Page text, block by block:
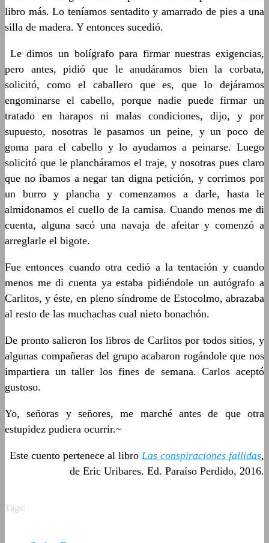
libro más. Lo teníamos sentadito y amarrado de pies a una
silla de madera. Y entonces sucedió.
Le dimos un bolígrafo para firmar nuestras exigencias,
pero antes, pidió que le anudáramos bien la corbata,
solicitó, como el caballero que es, que lo dejáramos
engominarse el cabello, porque nadie puede firmar un
tratado en harapos ni malas condiciones, dijo, y por
supuesto, nosotras le pasamos un peine, y un poco de
goma para el cabello y lo ayudamos a peinarse. Luego
solicitó que le plancháramos el traje, y nosotras pues claro
que no íbamos a negar tan digna petición, y corrimos por
un burro y plancha y comenzamos a darle, hasta le
almidonamos el cuello de la camisa. Cuando menos me di
cuenta, alguna sacó una navaja de afeitar y comenzó a
arreglarle el bigote.
Fue entonces cuando otra cedió a la tentación y cuando
menos me di cuenta ya estaba pidiéndole un autógrafo a
Carlitos, y éste, en pleno síndrome de Estocolmo, abrazaba
al resto de las muchachas cual nieto bonachón.
De pronto salieron los libros de Carlitos por todos sitios, y
algunas compañeras del grupo acabaron rogándole que nos
impartiera un taller los fines de semana. Carlos aceptó
gustoso.
Yo, señoras y señores, me marché antes de que otra
estupidez pudiera ocurrir.~
Este cuento pertenece al libro Las conspiraciones fallidas,
de Eric Uribares. Ed. Paraíso Perdido, 2016.
Tags: